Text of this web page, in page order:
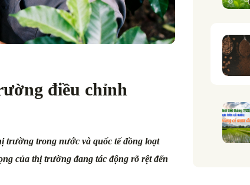
điều chỉnh
trường trong nước và quốc tế đồng loạt
của thị trường đang tác động rõ rệt đến